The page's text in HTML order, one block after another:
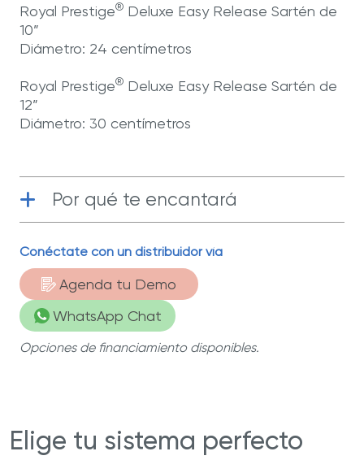
Royal Prestige® Deluxe Easy Release Sartén de
10”
Diámetro: 24 centímetros
Royal Prestige® Deluxe Easy Release Sartén de
12”
Diámetro: 30 centímetros
Por qué te encantará
Tecnología antiadherente
se despega muy fácilmente, para cocinar
sin complicaciones.
Funcional
| Distribuyen el calor de
manera uniforme y te permiten cocinar
con una cantidad mínima de aceite.
Conéctate con un distribuidor vía
Agenda tu Demo
WhatsApp Chat
Opciones de financiamiento disponibles.
Elige tu sistema perfecto